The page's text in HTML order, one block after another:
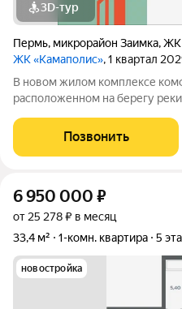
3D-тур
Пермь, микрорайон Заимка,ЖК
ЖК «Камаполис», 1 квартал
В новом жилом комплексе
расположенном на берегу
этап) доме. Девелопер проекта «Железно». Транспортная
Позвонить
6 950 000 ₽
от 25 278 ₽ в месяц
33,4 м²
1-комн. квартира 5
новостройка